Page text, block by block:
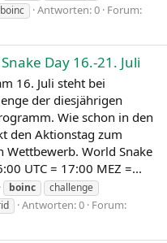
Antworten: 0 Forum:
Day 16.-21. Juli
16. Juli steht bei
der diesjährigen
Wie schon in den
den Aktionstag zum
World Snake
UTC = 17:00 MEZ =...
boinc
challenge
Antworten: 0 Forum: